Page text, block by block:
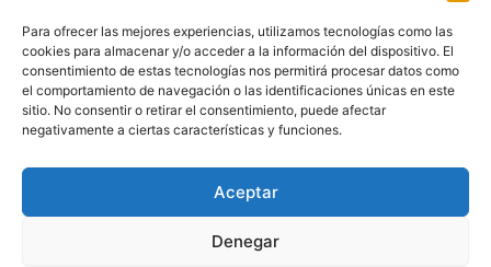
Para ofrecer las mejores experiencias, utilizamos tecnologías como las
cookies para almacenar y/o acceder a la información del dispositivo. El
consentimiento de estas tecnologías nos permitirá procesar datos como
el comportamiento de navegación o las identificaciones únicas en este
sitio. No consentir o retirar el consentimiento, puede afectar
negativamente a ciertas características y funciones.
Aceptar
Denegar
Contacto